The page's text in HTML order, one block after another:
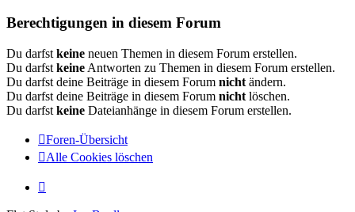
Berechtigungen in diesem Forum
Du darfst keine neuen Themen in diesem Forum erstellen.
Du darfst keine Antworten zu Themen in diesem Forum erstellen.
Du darfst deine Beiträge in diesem Forum nicht ändern.
Du darfst deine Beiträge in diesem Forum nicht löschen.
Du darfst keine Dateianhänge in diesem Forum erstellen.
Foren-Übersicht
Alle Cookies löschen